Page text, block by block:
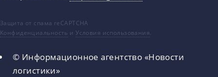
Защита от спама reCAPTCHA
Конфиденциальность иУсловия использования.
© Информационное агентство «Новости
логистики»